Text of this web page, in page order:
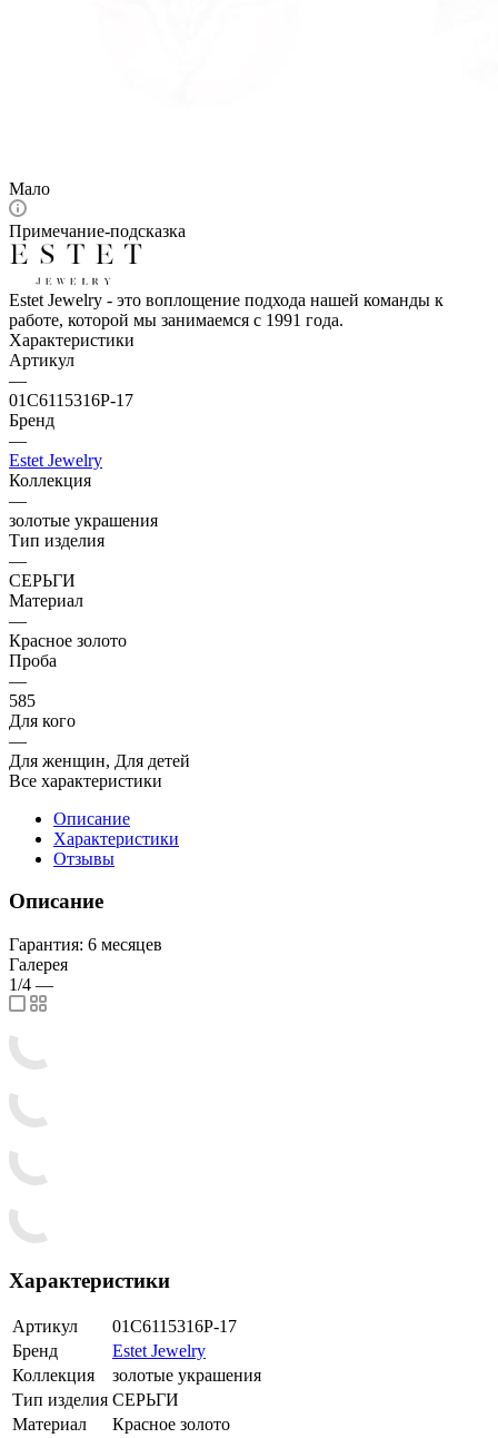
Мало
Примечание-подсказка
Estet Jewelry - это воплощение подхода нашей команды к
работе, которой мы занимаемся с 1991 года.
Характеристики
Артикул
—
01С6115316Р-17
Бренд
—
Estet Jewelry
Коллекция
—
золотые украшения
Тип изделия
—
СЕРЬГИ
Материал
—
Красное золото
Проба
—
585
Для кого
—
Для женщин, Для детей
Все характеристики
Описание
Характеристики
Отзывы
Описание
Гарантия: 6 месяцев
Галерея
1/4 —
Характеристики
Артикул
01С6115316Р-17
Бренд
Estet Jewelry
Коллекция
золотые украшения
Тип изделия СЕРЬГИ
Материал
Красное золото